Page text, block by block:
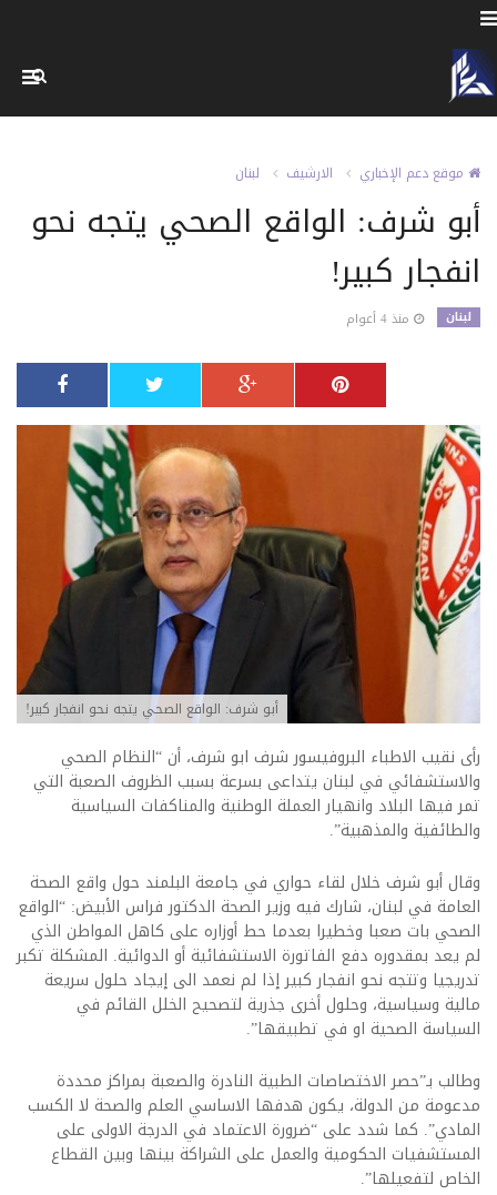
موقع دعم الإخباري الارشيف لبنان
أبو شرف: الواقع الصحي يتجه نحو
انفجار كبير!
لبنان منذ 4 أعوام
أبو شرف: الواقع الصحي يتجه نحو انفجار كبير!
رأى نقيب الاطباء البروفيسور شرف ابو شرف، أن “النظام الصحي
والاستشفائي في لبنان يتداعى بسرعة بسبب الظروف الصعبة التي
تمر فيها البلاد وانهيار العملة الوطنية والمناكفات السياسية
والطائفية والمذهبية”.
وقال أبو شرف خلال لقاء حواري في جامعة البلمند حول واقع الصحة
العامة في لبنان، شارك فيه وزير الصحة الدكتور فراس الأبيض: “الواقع
الصحي بات صعبا وخطيرا بعدما حط أوزاره على كاهل المواطن الذي
لم يعد بمقدوره دفع الفاتورة الاستشفائية أو الدوائية. المشكلة تكبر
تدريجيا وتتجه نحو انفجار كبير إذا لم نعمد الى إيجاد حلول سريعة
مالية وسياسية، وحلول أخرى جذرية لتصحيح الخلل القائم في
السياسة الصحية او في تطبيقها”.
وطالب بـ”حصر الاختصاصات الطبية النادرة والصعبة بمراكز محددة
مدعومة من الدولة، يكون هدفها الاساسي العلم والصحة لا الكسب
المادي”. كما شدد على “ضرورة الاعتماد في الدرجة الاولى على
المستشفيات الحكومية والعمل على الشراكة بينها وبين القطاع
الخاص لتفعيلها”.